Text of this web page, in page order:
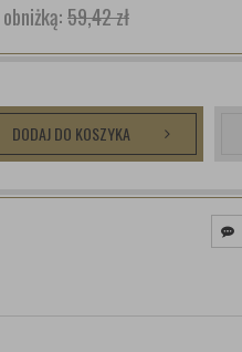
59,42 zł
DODAJ DO KOSZYKA